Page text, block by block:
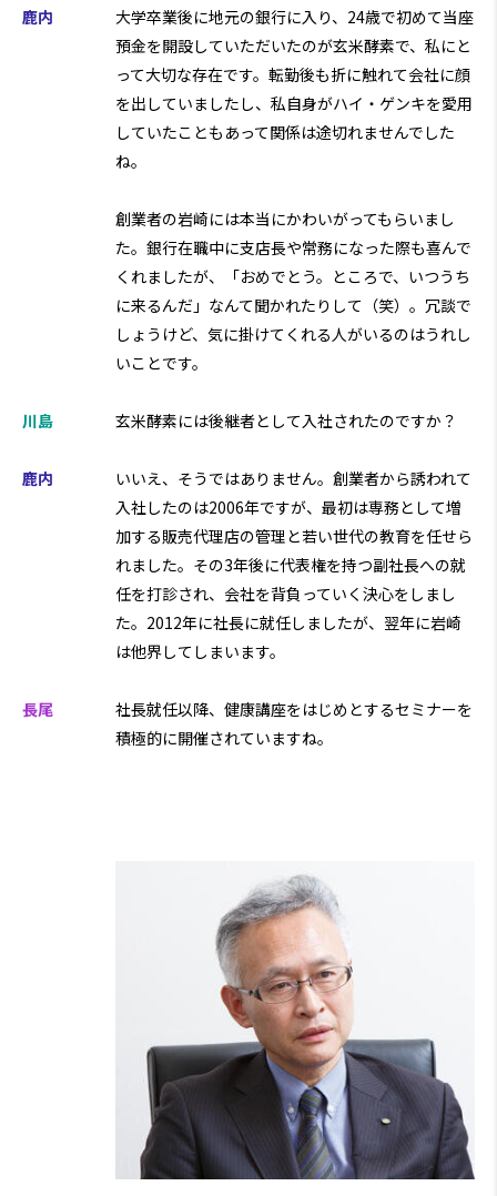
鹿内
大学卒業後に地元の銀行に入り、24歳で初めて当座
預金を開設していただいたのが玄米酵素で、私にと
って大切な存在です。転勤後も折に触れて会社に顔
を出していましたし、私自身がハイ・ゲンキを愛用
していたこともあって関係は途切れませんでした
ね。
創業者の岩崎には本当にかわいがってもらいまし
た。銀行在職中に支店長や常務になった際も喜んで
くれましたが、「おめでとう。ところで、いつうち
に来るんだ」なんて聞かれたりして（笑）。冗談で
しょうけど、気に掛けてくれる人がいるのはうれし
いことです。
川島 玄米酵素には後継者として入社されたのですか？
鹿内
いいえ、そうではありません。創業者から誘われて
入社したのは2006年ですが、最初は専務として増
加する販売代理店の管理と若い世代の教育を任せら
れました。その3年後に代表権を持つ副社長への就
任を打診され、会社を背負っていく決心をしまし
た。2012年に社長に就任しましたが、翌年に岩崎
は他界してしまいます。
長尾
社長就任以降、健康講座をはじめとするセミナーを
積極的に開催されていますね。